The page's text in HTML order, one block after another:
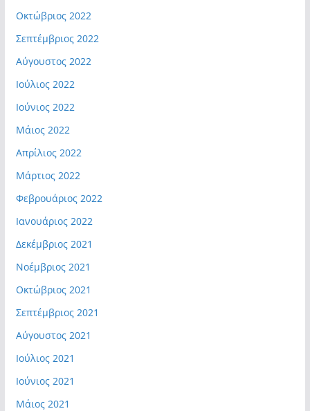
Οκτώβριος 2022
Σεπτέμβριος 2022
Αύγουστος 2022
Ιούλιος 2022
Ιούνιος 2022
Μάιος 2022
Απρίλιος 2022
Μάρτιος 2022
Φεβρουάριος 2022
Ιανουάριος 2022
Δεκέμβριος 2021
Νοέμβριος 2021
Οκτώβριος 2021
Σεπτέμβριος 2021
Αύγουστος 2021
Ιούλιος 2021
Ιούνιος 2021
Μάιος 2021